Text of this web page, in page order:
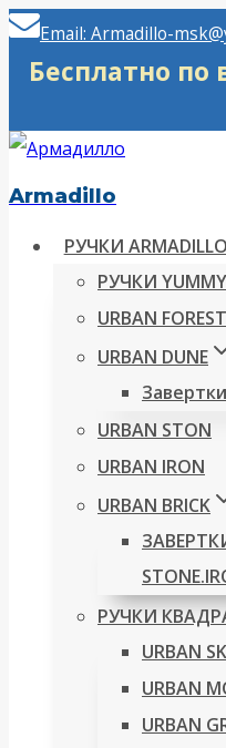
Перейти
Email: Armadillo-
Бесплатно
Armadillo
РУЧКИ ARMADILLO
РУЧКИ YUMMY
URBAN FOREST
URBAN DUNE
Завертки
URBAN STON
URBAN IRON
URBAN BRICK
РУЧКИ
URBAN
URBAN
URBAN